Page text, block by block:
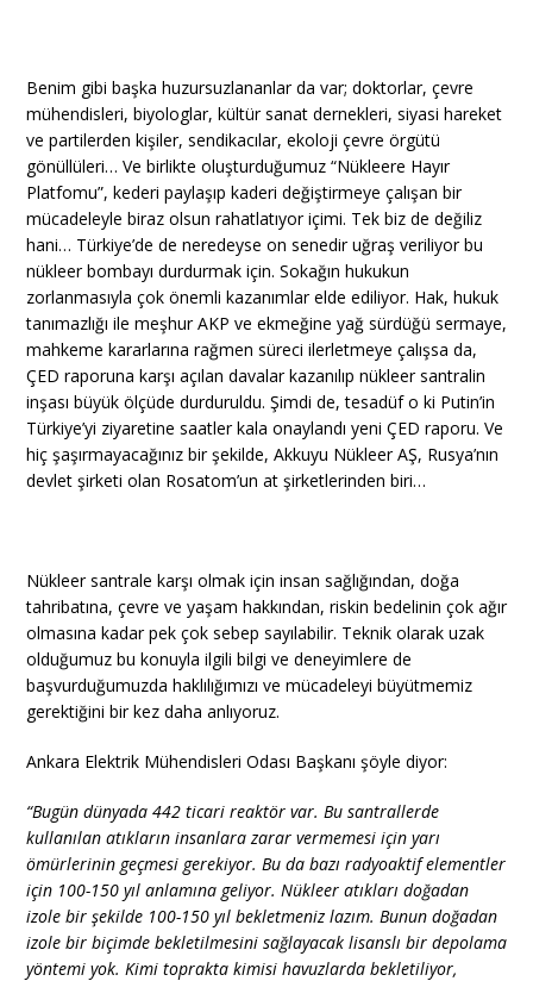
Benim gibi başka huzursuzlananlar da var; doktorlar, çevre
mühendisleri, biyologlar, kültür sanat dernekleri, siyasi hareket
ve partilerden kişiler, sendikacılar, ekoloji çevre örgütü
gönüllüleri… Ve birlikte oluşturduğumuz “Nükleere Hayır
Platfomu”, kederi paylaşıp kaderi değiştirmeye çalışan bir
mücadeleyle biraz olsun rahatlatıyor içimi. Tek biz de değiliz
hani… Türkiye’de de neredeyse on senedir uğraş veriliyor bu
nükleer bombayı durdurmak için. Sokağın hukukun
zorlanmasıyla çok önemli kazanımlar elde ediliyor. Hak, hukuk
tanımazlığı ile meşhur AKP ve ekmeğine yağ sürdüğü sermaye,
mahkeme kararlarına rağmen süreci ilerletmeye çalışsa da,
ÇED raporuna karşı açılan davalar kazanılıp nükleer santralin
inşası büyük ölçüde durduruldu. Şimdi de, tesadüf o ki Putin’in
Türkiye’yi ziyaretine saatler kala onaylandı yeni ÇED raporu. Ve
hiç şaşırmayacağınız bir şekilde, Akkuyu Nükleer AŞ, Rusya’nın
devlet şirketi olan Rosatom’un at şirketlerinden biri…
Nükleer santrale karşı olmak için insan sağlığından, doğa
tahribatına, çevre ve yaşam hakkından, riskin bedelinin çok ağır
olmasına kadar pek çok sebep sayılabilir. Teknik olarak uzak
olduğumuz bu konuyla ilgili bilgi ve deneyimlere de
başvurduğumuzda haklılığımızı ve mücadeleyi büyütmemiz
gerektiğini bir kez daha anlıyoruz.
Ankara Elektrik Mühendisleri Odası Başkanı şöyle diyor:
“Bugün dünyada 442 ticari reaktör var. Bu santrallerde
kullanılan atıkların insanlara zarar vermemesi için yarı
ömürlerinin geçmesi gerekiyor. Bu da bazı radyoaktif elementler
için 100-150 yıl anlamına geliyor. Nükleer atıkları doğadan
izole bir şekilde 100-150 yıl bekletmeniz lazım. Bunun doğadan
izole bir biçimde bekletilmesini sağlayacak lisanslı bir depolama
yöntemi yok. Kimi toprakta kimisi havuzlarda bekletiliyor,